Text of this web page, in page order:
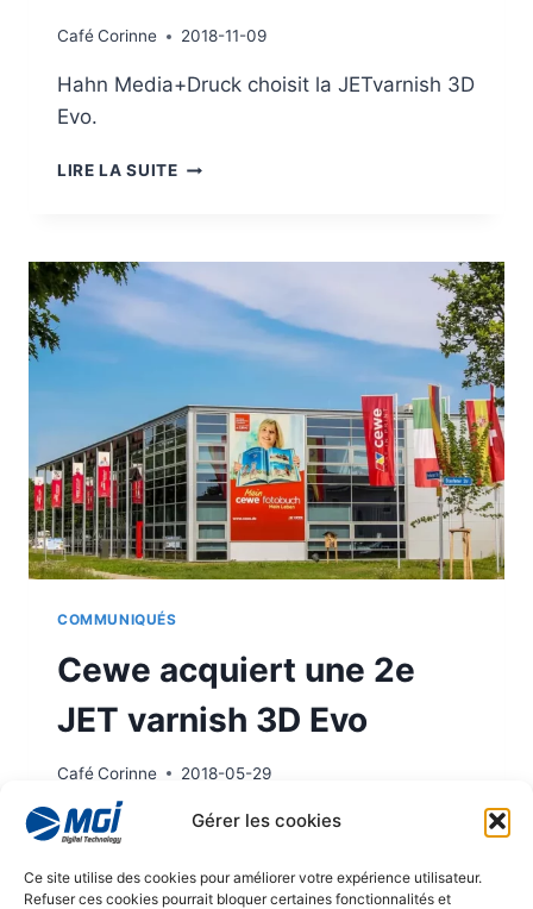
Gérer les cookies
Ce site utilise des cookies pour améliorer votre expérience utilisateur.
Refuser ces cookies pourrait bloquer certaines fonctionnalités et
CaféCorinne 2018-11-09
Hahn Media+Druck choisit la JETvarnish 3D
Evo.
LIRE LA SUITEHAHN
COMMUNIQUÉS
Cewe acquiert une 2e
JET varnish 3D Evo
CaféCorinne 2018-05-29
Cewe acquiert une 2e JET varnish 3D Evo.
LIRE LA SUITECEWE
ACQUIERT